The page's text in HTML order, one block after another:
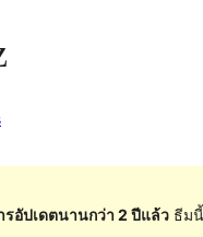
รอัปเดตนานกว่า 2 ปีแล้วธีมนี้